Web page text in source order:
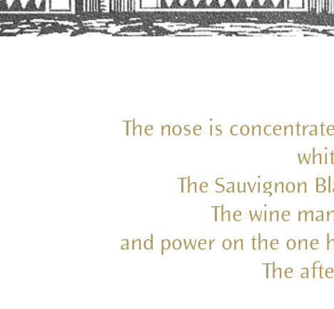
The nose is
The Sauvignon
The wine
and power on the one
The